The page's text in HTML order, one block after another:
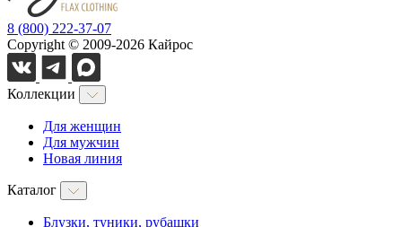
8 (800) 222-37-07
Copyright © 2009-2026 Кайрос
Коллекции
Для женщин
Для мужчин
Новая линия
Каталог
Блузки, туники, рубашки